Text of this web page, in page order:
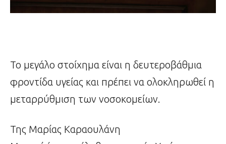
Το μεγάλο στοίχημα είναι η δευτεροβάθμια
φροντίδα υγείας και πρέπει να ολοκληρωθεί η
μεταρρύθμιση των νοσοκομείων.
Της Μαρίας Καραουλάνη